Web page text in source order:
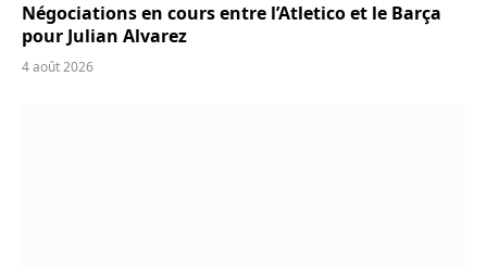
Négociations en cours entre l’Atletico et le Barça
pour Julian Alvarez
4 août 2026